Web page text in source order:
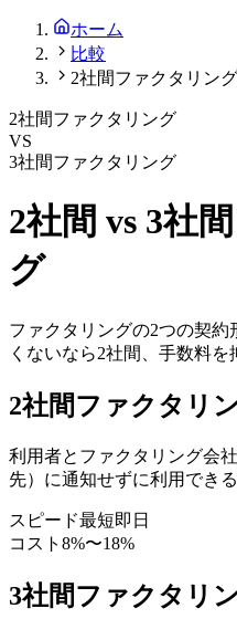
ホーム
比較
2社間ファクタリン
2社間ファクタリング
VS
3社間ファクタリング
2社間 vs 3社
グ
ファクタリングの2つの契
くないなら2社間、手数料を
2社間ファクタリ
利用者とファクタリング会
先）に通知せずに利用できる
スピード最短即日
コスト 8%〜18%
3社間ファクタリ